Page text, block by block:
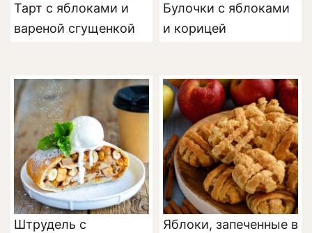
Тарт с яблоками и
вареной сгущенкой
Булочки с яблоками
и корицей
Штрудель с
Яблоки, запеченные в